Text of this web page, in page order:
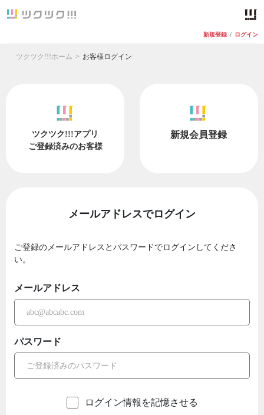
新規登録 / ログイン
ツクツク!!!ホーム お客様ログイン
ツクツク!!!アプリ
ご登録済みのお客様
新規会員登録
メールアドレスでログイン
ご登録のメールアドレスとパスワードでログインしてくださ
い。
メールアドレス
パスワード
ログイン情報を記憶させる